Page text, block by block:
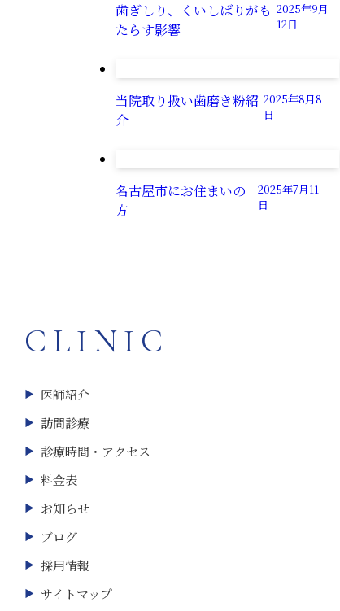
歯ぎしり、くいしばりがも
たらす影響
2025年9月
12日
当院取り扱い歯磨き粉紹
介
2025年8月8
日
名古屋市にお住まいの
方
2025年7月11
日
CLINIC
医師紹介
訪問診療
診療時間・アクセス
料金表
お知らせ
ブログ
採用情報
サイトマップ